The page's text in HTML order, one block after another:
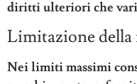
diritti ulteriori che
Limitazione della
Nei limiti massimi